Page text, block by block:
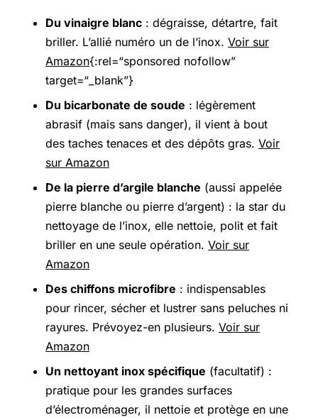
Du vinaigre blanc : dégraisse, détartre, fait
briller. L’allié numéro un de l’inox. Voir sur
Amazon{:rel=“sponsored nofollow”
target=“_blank”}
Du bicarbonate de soude : légèrement
abrasif (mais sans danger), il vient à bout
des taches tenaces et des dépôts gras. Voir
sur Amazon
De la pierre d’argile blanche (aussi appelée
pierre blanche ou pierre d’argent) : la star du
nettoyage de l’inox, elle nettoie, polit et fait
briller en une seule opération. Voir sur
Amazon
Des chiffons microfibre : indispensables
pour rincer, sécher et lustrer sans peluches ni
rayures. Prévoyez-en plusieurs. Voir sur
Amazon
Un nettoyant inox spécifique (facultatif) :
pratique pour les grandes surfaces
d’électroménager, il nettoie et protège en une